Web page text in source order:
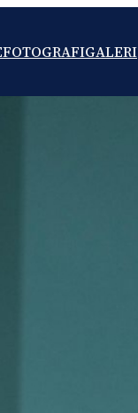
FOTOGRAFIGALERI